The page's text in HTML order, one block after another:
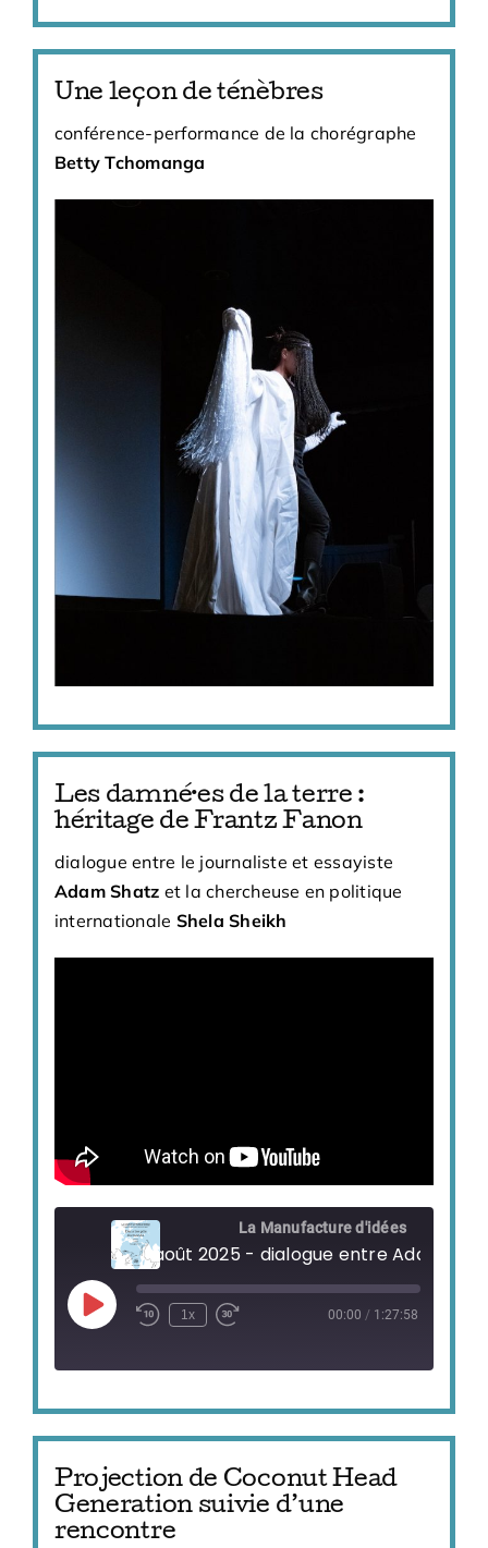
Une leçon de ténèbres
conférence-performance de la chorégraphe
Betty Tchomanga
Les damné·es de la terre :
héritage de Frantz Fanon
dialogue entre le journaliste et essayiste
Adam Shatz et la chercheuse en politique
internationale Shela Sheikh
La Manufacture d'idées
Play
Episode
1x 00:00 / 1:27:58
Projection de Coconut Head
Generation suivie d’une
rencontre